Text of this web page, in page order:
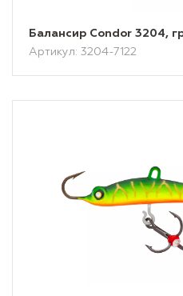
Балансир Condor 3204,
Артикул: 3204-7122